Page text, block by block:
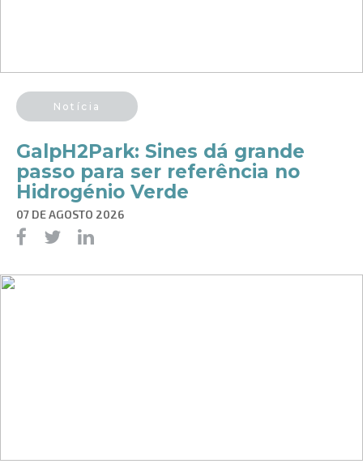
Notícia
GalpH2Park: Sines dá grande
passo para ser referência no
Hidrogénio Verde
07 DE AGOSTO 2026